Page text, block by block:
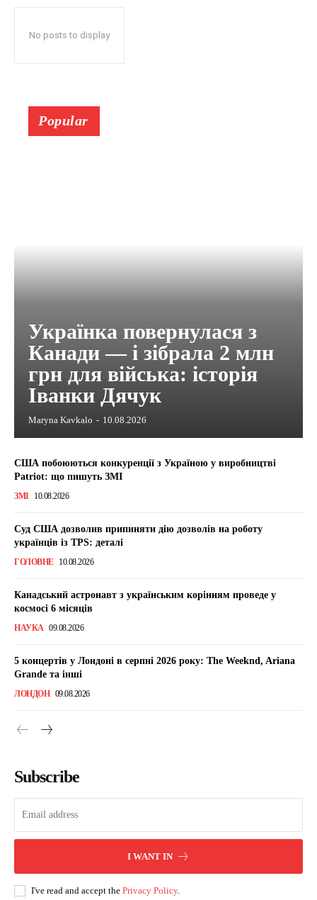
No posts to display
Popular
Українка повернулася з
Канади — і зібрала 2 млн
грн для війська: історія
Іванки Дячук
Maryna Kavkalo - 10.08.2026
США побоюються конкуренції з Україною у виробництві
Patriot: що пишуть ЗМІ
ЗМІ 10.08.2026
Суд США дозволив припиняти дію дозволів на роботу
українців із TPS: деталі
ГОЛОВНЕ 10.08.2026
Канадський астронавт з українським корінням проведе у
космосі 6 місяців
НАУКА 09.08.2026
5 концертів у Лондоні в серпні 2026 року: The Weeknd, Ariana
Grande та інші
ЛОНДОН 09.08.2026
Subscribe
I WANT IN
I've read and accept the Privacy Policy.